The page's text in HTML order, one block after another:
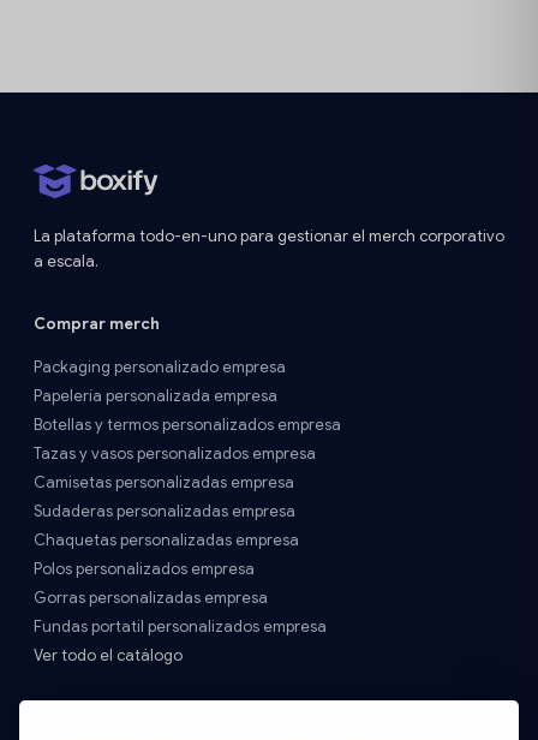
La plataforma todo-en-uno para gestionar el merch corporativo
a escala.
Comprar merch
Packaging personalizado empresa
Papelería personalizada empresa
Botellas y termos personalizados empresa
Tazas y vasos personalizados empresa
Camisetas personalizadas empresa
Sudaderas personalizadas empresa
Chaquetas personalizadas empresa
Polos personalizados empresa
Gorras personalizadas empresa
Fundas portatil personalizados empresa
Ver todo el catálogo